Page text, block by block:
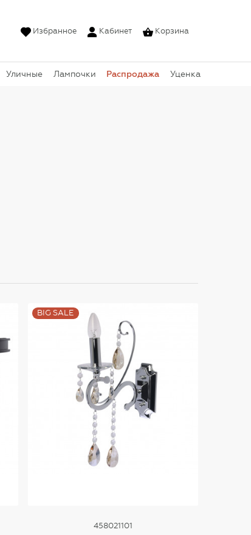
Избранное Кабинет Корзина
Уличные Лампочки Распродажа Уценка
BIG SALE
458021101